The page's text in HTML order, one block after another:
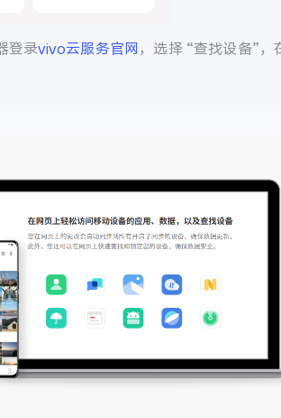
登录vivo云服务官网 ，选择 “查找设备”，